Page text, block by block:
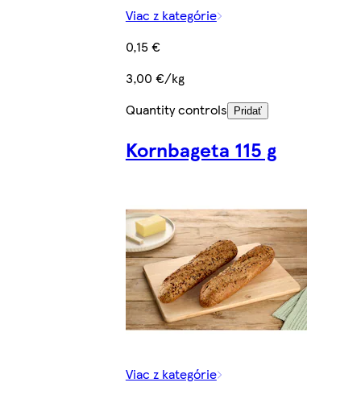
Viac z kategórie
0,15 €
3,00 €/kg
Quantity controls
Pridať
Kornbageta 115 g
Viac z kategórie